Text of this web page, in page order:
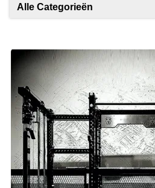
Alle Categorieën